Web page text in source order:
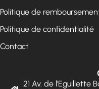
Politique de
Politique de confidentialité
Contact
21 Av. de l'Eguillette